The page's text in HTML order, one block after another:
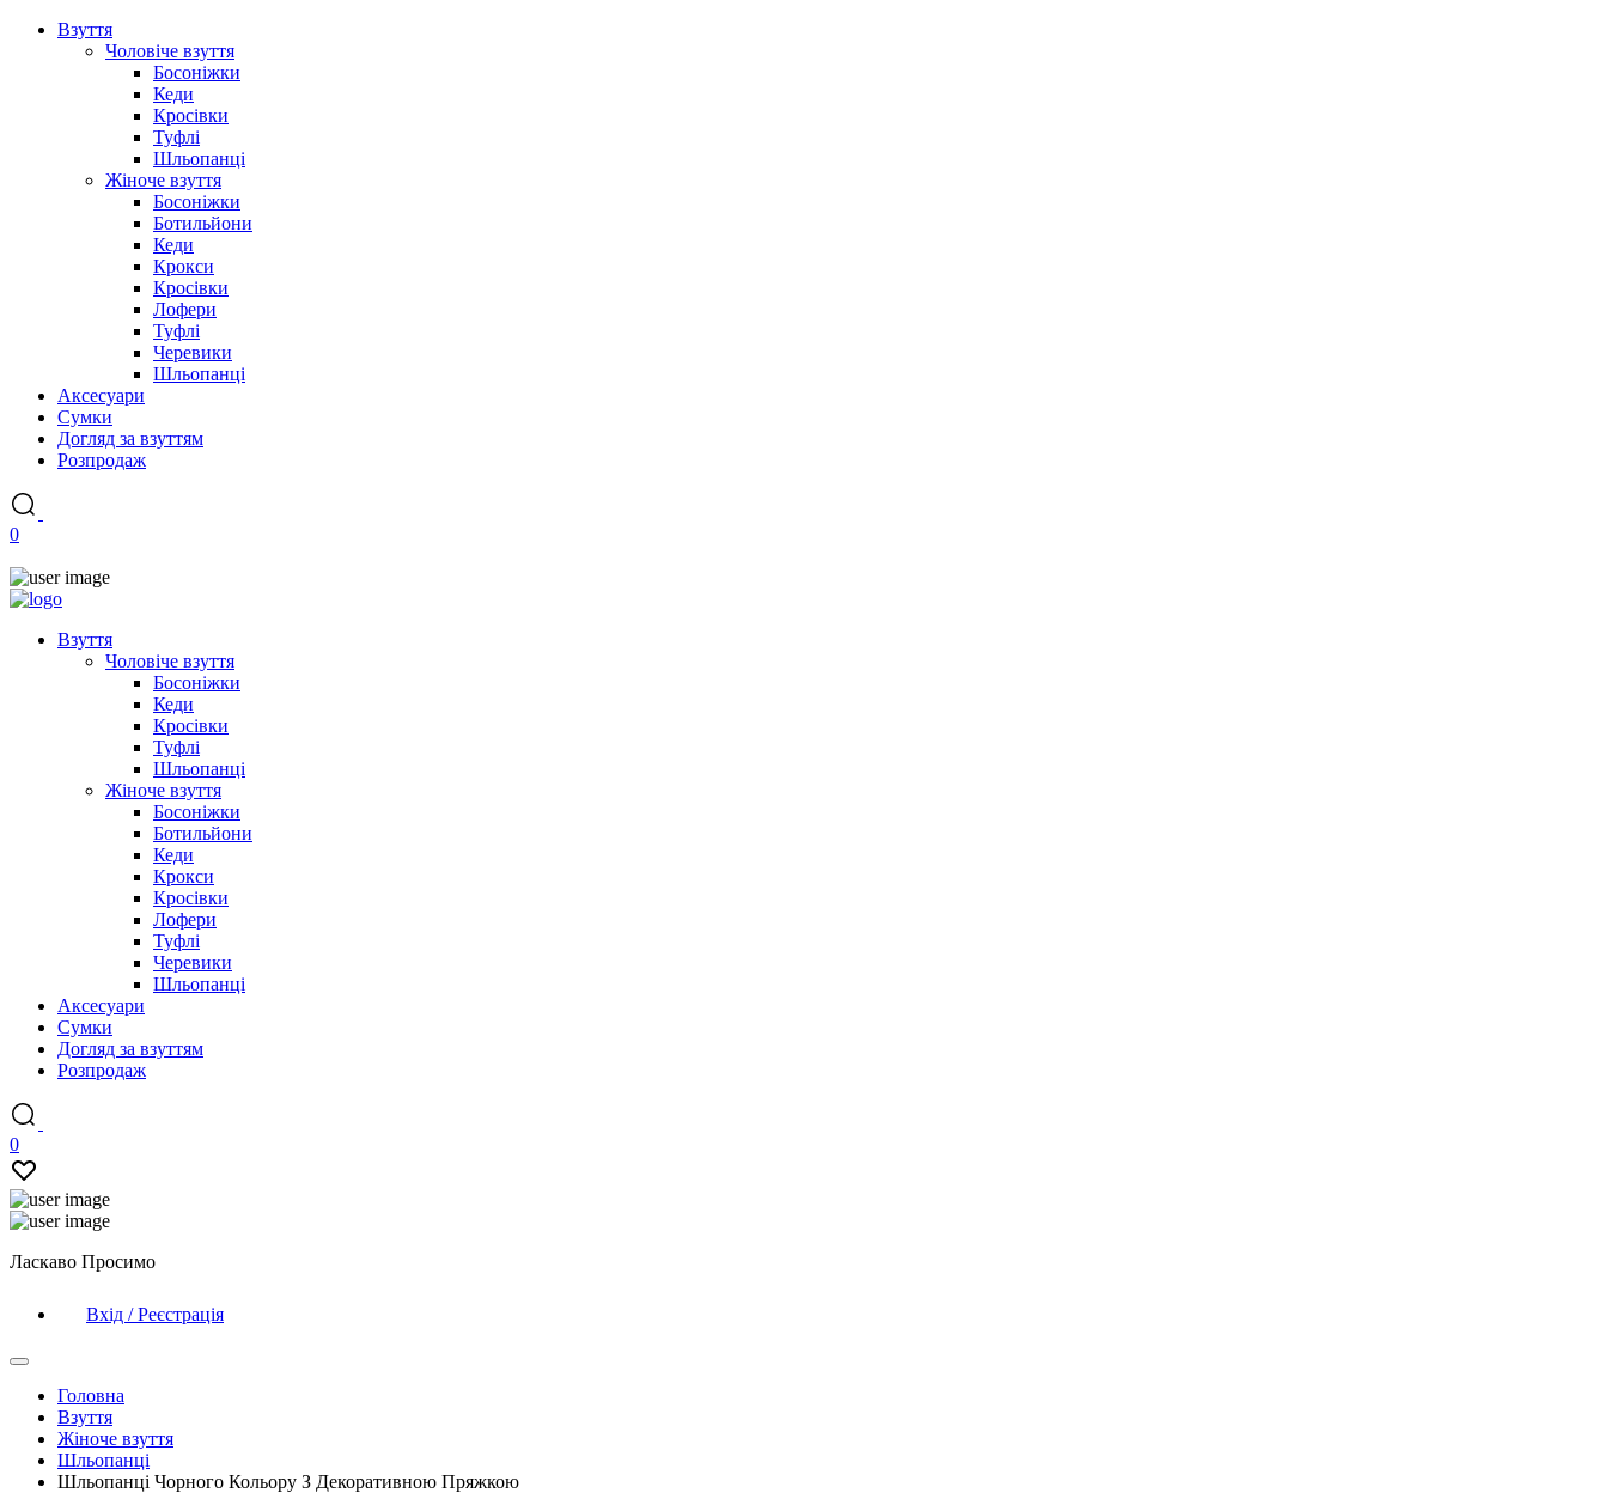
Взуття
Чоловіче взуття
Босоніжки
Кеди
Кросівки
Туфлі
Шльопанці
Жіноче взуття
Босоніжки
Ботильйони
Кеди
Крокси
Кросівки
Лофери
Туфлі
Черевики
Шльопанці
Аксесуари
Сумки
Догляд за взуттям
Розпродаж
0
Взуття
Чоловіче взуття
Босоніжки
Кеди
Кросівки
Туфлі
Шльопанці
Жіноче взуття
Босоніжки
Ботильйони
Кеди
Крокси
Кросівки
Лофери
Туфлі
Черевики
Шльопанці
Аксесуари
Сумки
Догляд за взуттям
Розпродаж
0
Ласкаво Просимо
Вхід / Реєстрація
Головна
Взуття
Жіноче взуття
Шльопанці
Шльопанці Чорного Кольору З Декоративною Пряжкою